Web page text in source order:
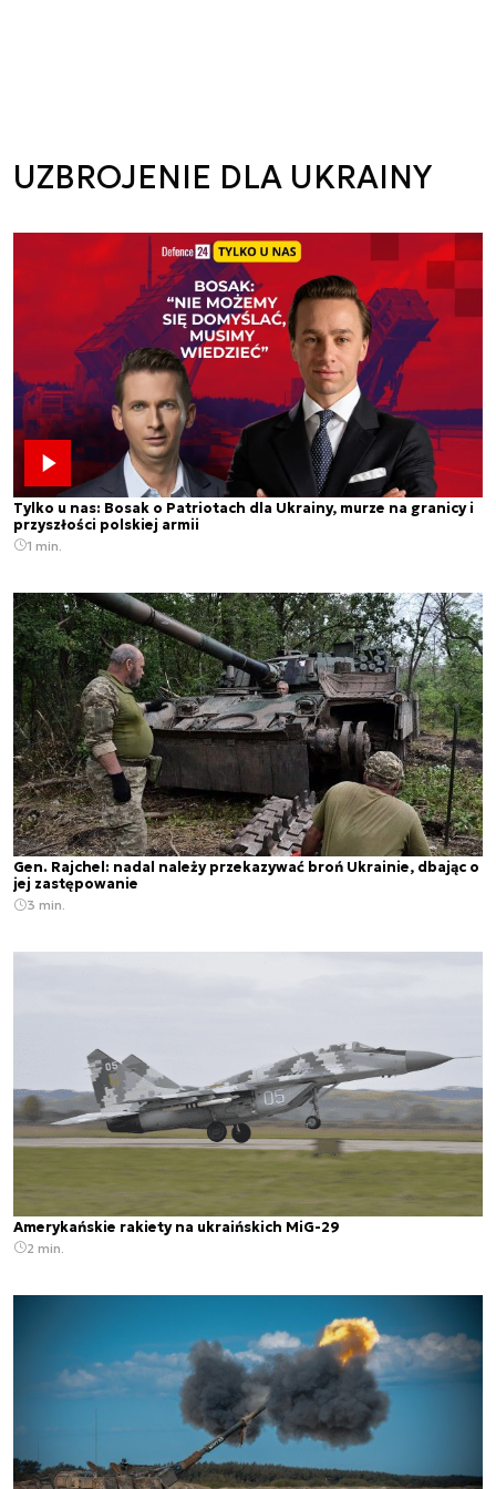
UZBROJENIE DLA UKRAINY
Tylko u nas: Bosak o Patriotach dla Ukrainy, murze na granicy i
przyszłości polskiej armii
1 min.
Gen. Rajchel: nadal należy przekazywać broń Ukrainie, dbając o
jej zastępowanie
3 min.
Amerykańskie rakiety na ukraińskich MiG-29
2 min.